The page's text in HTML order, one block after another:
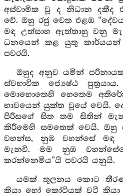
අස්වාමික වූ ද නිධාන දකීද
වේ. ඔහු රජු වෙත එළඹ
මඳ උත්සාහ ඇත්තාහු වනු
ධනයෙන් කළ යුතු කාර්යයන්
පවරයි.
ඔහුද අනුව යමින්
ස්වභාවික ජ්‍යෙෂ්ඨ
මොහොතෙහි හෙතෙම
භාවයෙන් යුක්ත වූයේ වෙයි.
පිරිසගේ සිත තම සිතින්
කිරීමෙහි සමතෙක් වෙයි. ඔහු
වහන්ස, නුඹ වහන්සේ මඳ
මැනවි. මම නුඹ
කරන්නෙමිය”යි පවරයි යනුයි.
යමක් තුලනය කොට
කියා හෝ කෝටියක් වටී